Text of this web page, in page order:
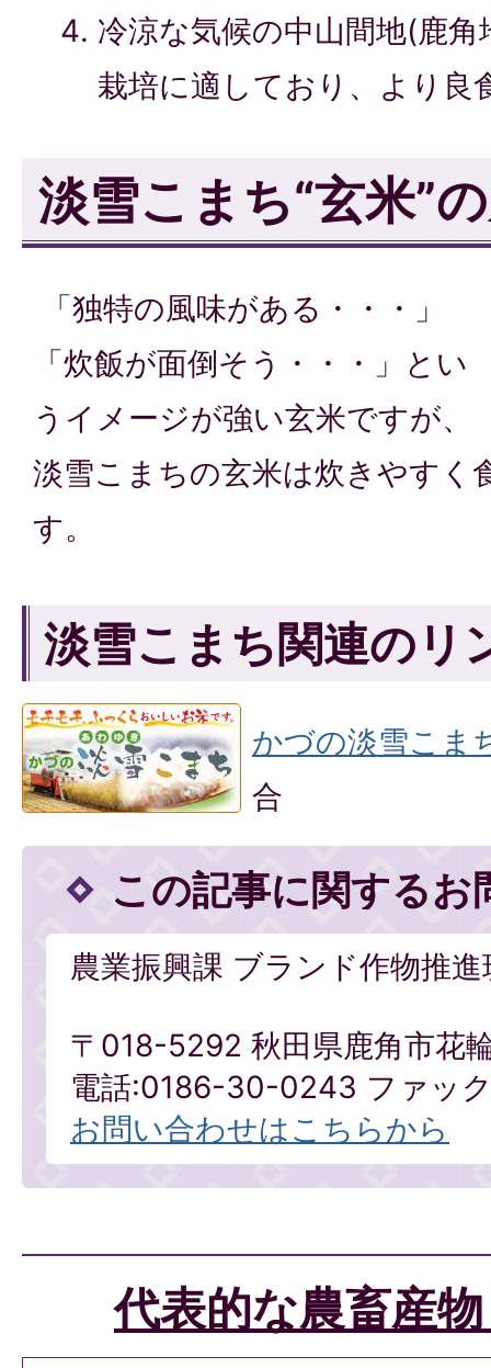
冷涼な気候の中山間地(鹿
栽培に適しており、より良
淡雪こまち“玄米”
「独特の風味がある・・・」
「炊飯が面倒そう・・・」とい
うイメージが強い玄米ですが、
淡雪こまちの玄米は炊きやすく
す。
淡雪こまち関連のリ
かづの淡雪こま
合
この記事に関するお
農業振興課 ブランド作物推進
〒018-5292 秋田県鹿角市花
電話:0186-30-0243 ファッ
お問い合わせはこちらから
代表的な農畜産